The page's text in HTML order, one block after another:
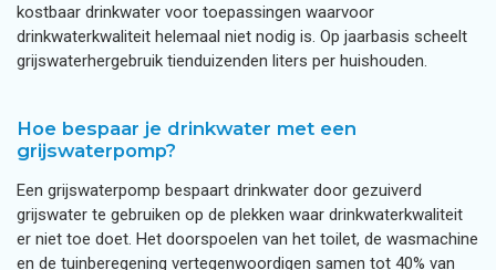
kostbaar drinkwater voor toepassingen waarvoor
drinkwaterkwaliteit helemaal niet nodig is. Op jaarbasis scheelt
grijswaterhergebruik tienduizenden liters per huishouden.
Hoe bespaar je drinkwater met een
grijswaterpomp?
Een grijswaterpomp bespaart drinkwater door gezuiverd
grijswater te gebruiken op de plekken waar drinkwaterkwaliteit
er niet toe doet. Het doorspoelen van het toilet, de wasmachine
en de tuinberegening vertegenwoordigen samen tot 40% van